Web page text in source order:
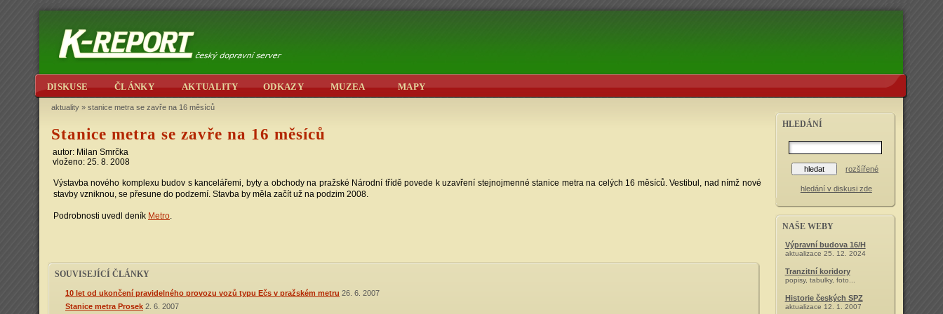
DISKUSE ČLÁNKY AKTUALITY ODKAZY MUZEA MAPY
HLEDÁNÍ
rozšířené
hledání v diskusi zde
NAŠE WEBY
Výpravní budova 16/H
aktualizace 25. 12. 2024
Tranzitní koridory
popisy, tabulky, foto...
Historie českých SPZ
aktualizace 12. 1. 2007
aktuality » stanice metra se zavře na 16 měsíců
Stanice metra se zavře na 16 měsíců
autor: Milan Smrčka
vloženo: 25. 8. 2008
Výstavba nového komplexu budov s kancelářemi, byty a obchody na pražské Národní třídě povede k uzavření stejnojmenné stanice metra na celých 16 měsíců. Vestibul, nad nímž nové
stavby vzniknou, se přesune do podzemí. Stavba by měla začít už na podzim 2008.
Podrobnosti uvedl deník Metro.
SOUVISEJÍCÍ ČLÁNKY
10 let od ukončení pravidelného provozu vozů typu Ečs v pražském metru 26. 6. 2007
Stanice metra Prosek 2. 6. 2007